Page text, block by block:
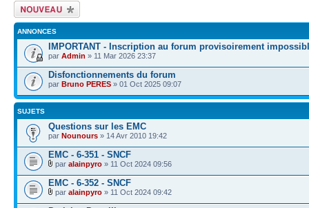
Écrire un nouveau
sujet
ANNONCES
IMPORTANT - Inscription au forum provisoirement
par Admin » 11 Mar 2026 23:37
Disfonctionnements du forum
par Bruno PERES » 01 Oct 2025 09:07
SUJETS
Questions sur les EMC
par Nounours » 14 Avr 2010 19:42
EMC - 6-351 - SNCF
par alainpyro » 11 Oct 2024 09:56
EMC - 6-352 - SNCF
par alainpyro » 11 Oct 2024 09:42